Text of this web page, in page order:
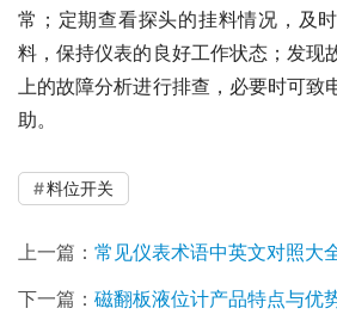
常；定期查看探头的挂料情况，及
料，保持仪表的良好工作状态；发现
上的故障分析进行排查，必要时可致
助。
料位开关
上一篇： 常见仪表术语中英文对照大
下一篇： 磁翻板液位计产品特点与优